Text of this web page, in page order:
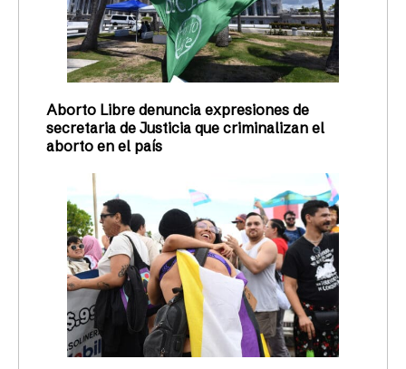
Aborto Libre denuncia expresiones de
secretaria de Justicia que criminalizan el
aborto en el país